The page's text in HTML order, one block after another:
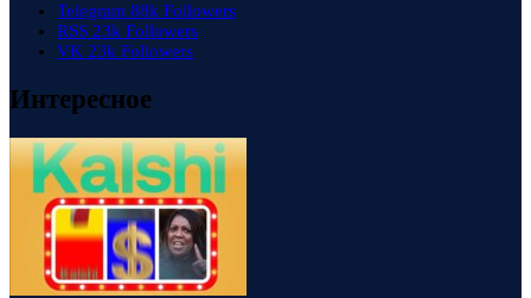
Telegram 88k Followers
RSS 23k Followers
VK 23k Followers
Интересное